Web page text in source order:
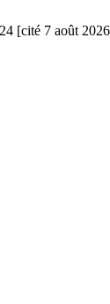
[cité 7 août